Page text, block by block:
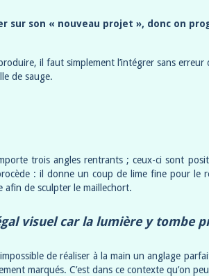
son « nouveau projet », donc on
il faut simplement l’intégrer sans erreur
de sauge.
trois angles rentrants ; ceux-ci sont
: il donne un coup de lime fine pour le
afin de sculpter le maillechort.
visuel car la lumière y tombe
de réaliser à la main un anglage
marqués. C’est dans ce contexte qu’on